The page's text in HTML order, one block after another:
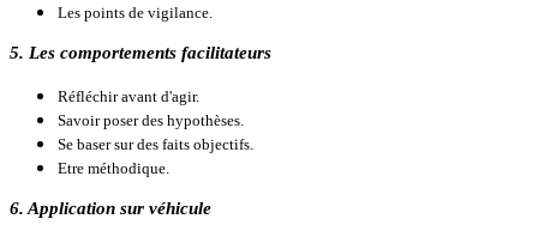
Les points de vigilance.
5. Les comportements facilitateurs
Réfléchir avant d'agir.
Savoir poser des hypothèses.
Se baser sur des faits objectifs.
Etre méthodique.
6. Application sur véhicule